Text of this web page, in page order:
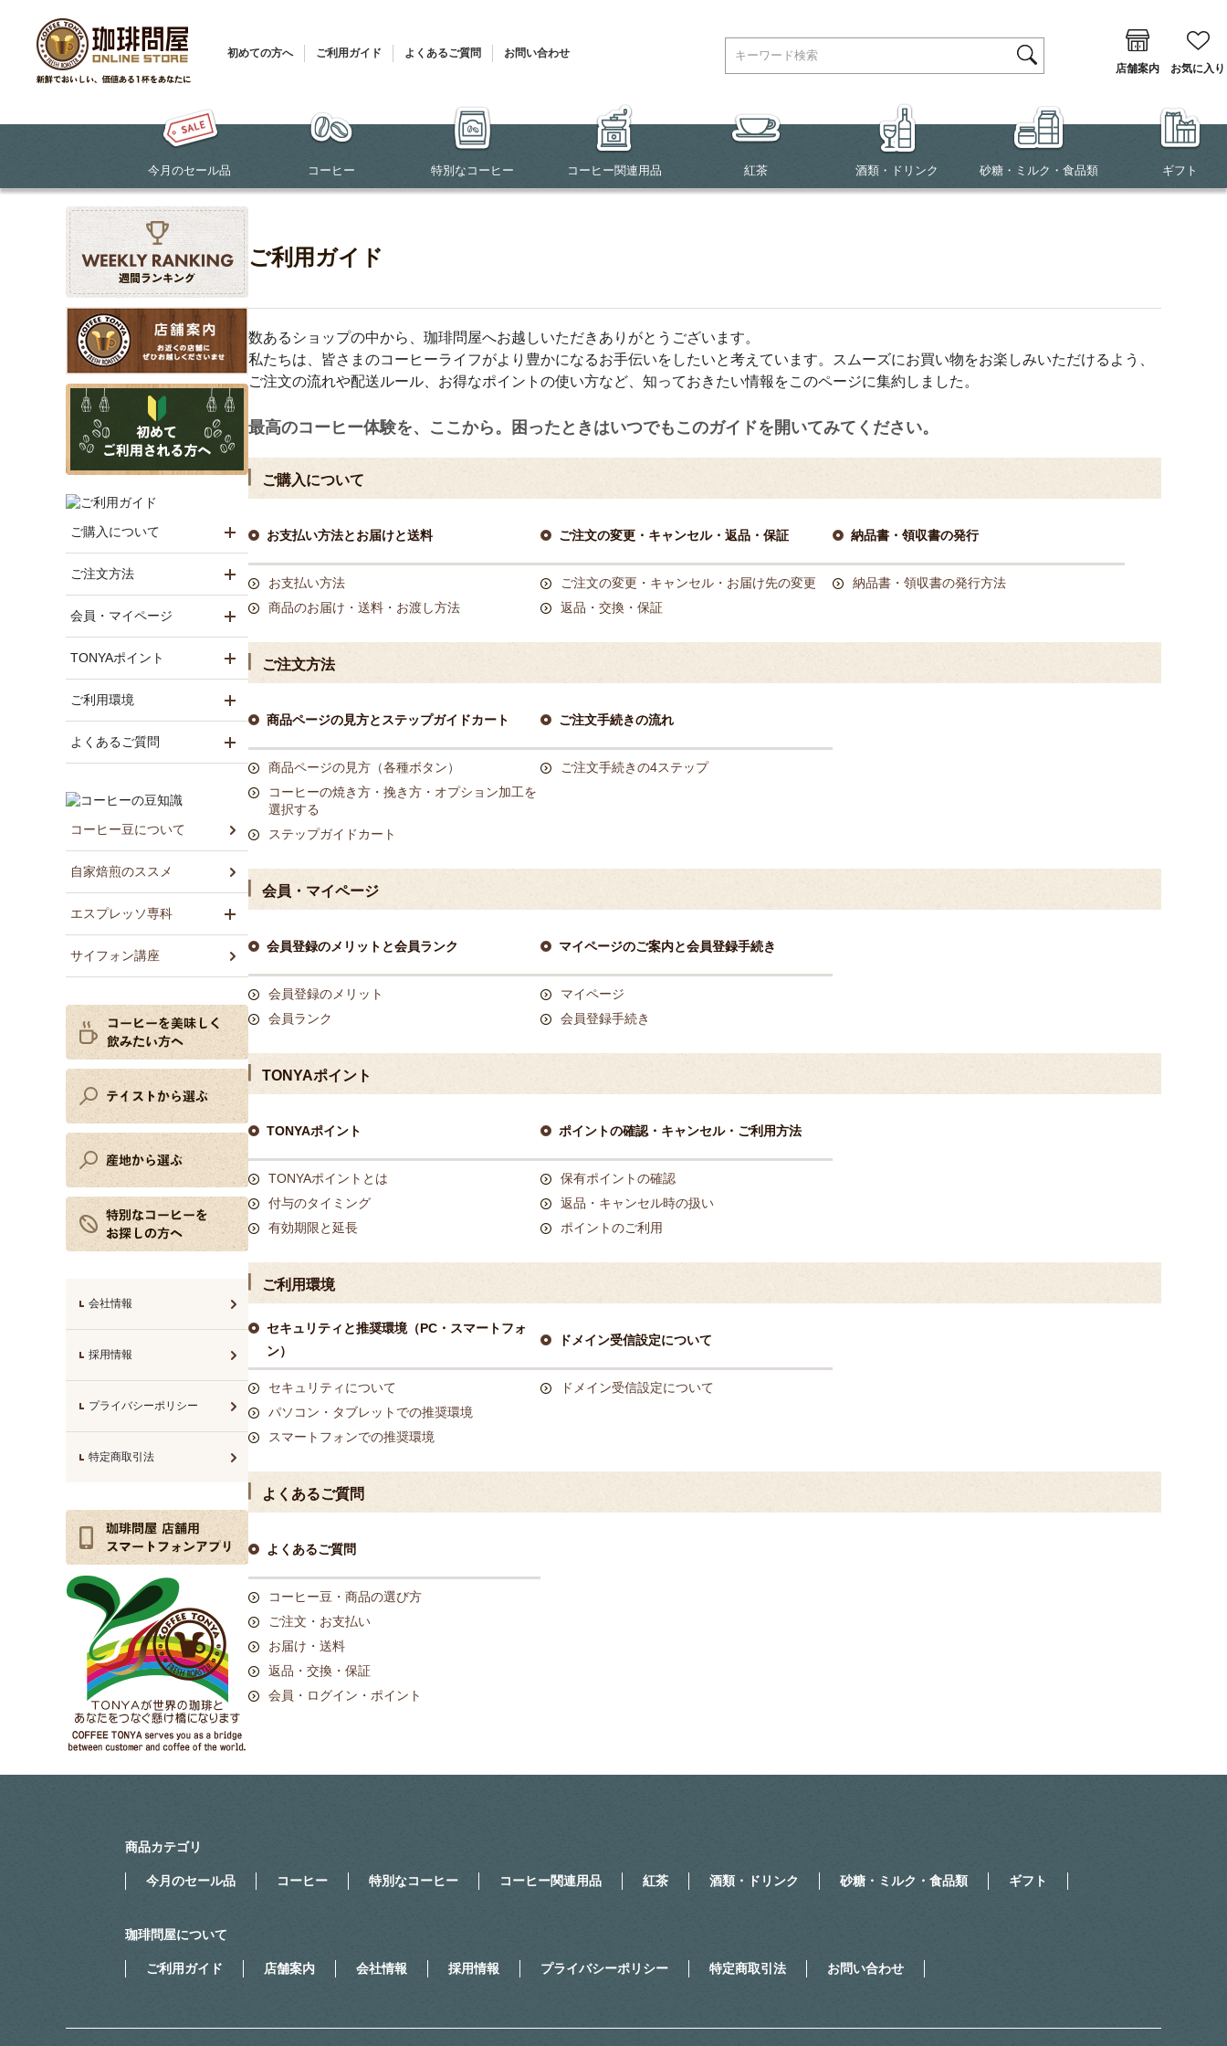
初めての方へ ご利用ガイド よくあるご質問
お問い合わせ
店舗案内
お気に入り
今月のセール品 コーヒー 特別なコーヒー コーヒー関連用品 紅茶 酒類・ドリンク 砂糖・ミルク・食品類 ギフト
ご購入について
ご注文方法
会員・マイページ
TONYAポイント
ご利用環境
よくあるご質問
コーヒー豆について
自家焙煎のススメ
エスプレッソ専科
サイフォン講座
会社情報
採用情報
プライバシーポリシー
特定商取引法
ご利用ガイド
数あるショップの中から、珈琲問屋へお越しいただきありがとうございます。
私たちは、皆さまのコーヒーライフがより豊かになるお手伝いをしたいと考えています。スムーズにお買い物をお楽しみいただけるよう、
ご注文の流れや配送ルール、お得なポイントの使い方など、知っておきたい情報をこのページに集約しました。
最高のコーヒー体験を、ここから。困ったときはいつでもこのガイドを開いてみてください。
ご購入について
お支払い方法とお届けと送料
お支払い方法
商品のお届け・送料・お渡し方法
ご注文の変更・キャンセル・返品・保証
ご注文の変更・キャンセル・お届け先の変更
返品・交換・保証
納品書・領収書の発行
納品書・領収書の発行方法
ご注文方法
商品ページの見方とステップガイドカート
商品ページの見方（各種ボタン）
コーヒーの焼き方・挽き方・オプション加工を
選択する
ステップガイドカート
ご注文手続きの流れ
ご注文手続きの4ステップ
会員・マイページ
会員登録のメリットと会員ランク
会員登録のメリット
会員ランク
マイページのご案内と会員登録手続き
マイページ
会員登録手続き
TONYAポイント
TONYAポイント
TONYAポイントとは
付与のタイミング
有効期限と延長
ポイントの確認・キャンセル・ご利用方法
保有ポイントの確認
返品・キャンセル時の扱い
ポイントのご利用
ご利用環境
セキュリティと推奨環境（PC・スマートフォ
ン）
セキュリティについて
パソコン・タブレットでの推奨環境
スマートフォンでの推奨環境
ドメイン受信設定について
ドメイン受信設定について
よくあるご質問
よくあるご質問
コーヒー豆・商品の選び方
ご注文・お支払い
お届け・送料
返品・交換・保証
会員・ログイン・ポイント
商品カテゴリ
今月のセール品 コーヒー 特別なコーヒー コーヒー関連用品 紅茶 酒類・ドリンク 砂糖・ミルク・食品類 ギフト
珈琲問屋について
ご利用ガイド 店舗案内 会社情報 採用情報 プライバシーポリシー 特定商取引法 お問い合わせ